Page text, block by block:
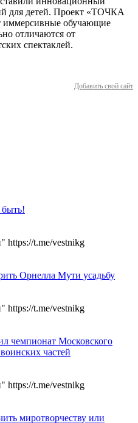
для детей. Проект «ТОЧКА
обучающие
отличаются от
спектаклей.
Добавить свой сайт
https://t.me/vestnikg
Орнелла Мути усадьбу
https://t.me/vestnikg
чемпионат Московского
частей
https://t.me/vestnikg
миротворчеству или